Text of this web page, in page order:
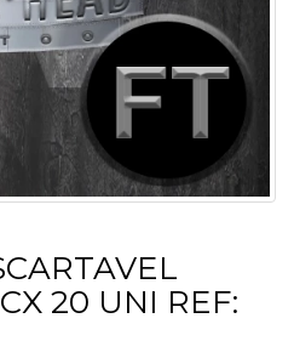
20 UNI REF: